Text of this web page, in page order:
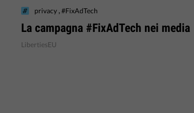
privacy ,#FixAdTech
La campagna #FixAdTech nei media
LibertiesEU